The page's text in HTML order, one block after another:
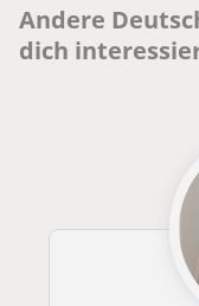
Andere
dich